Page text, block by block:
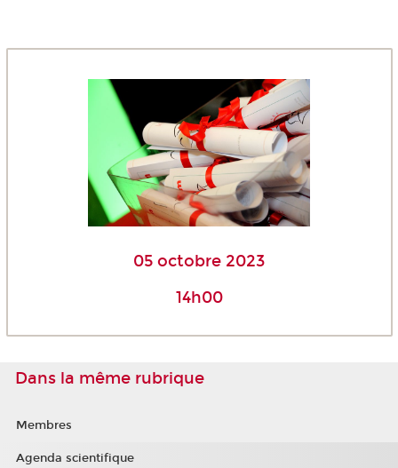
05 octobre 2023
14h00
Dans la même rubrique
Membres
Agenda scientifique